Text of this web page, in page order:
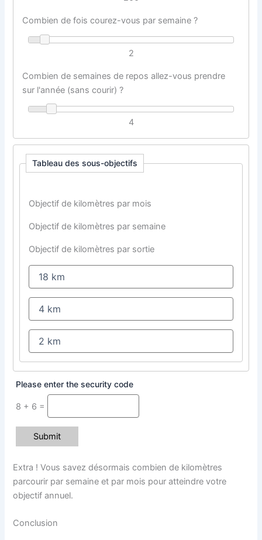
Combien de fois courez-vous par semaine ?
2
Combien de semaines de repos allez-vous prendre
sur l'année (sans courir) ?
4
Tableau des sous-objectifs
Objectif de kilomètres par mois
Objectif de kilomètres par semaine
Objectif de kilomètres par sortie
Please enter the security code
8 + 6 =
Submit
Extra ! Vous savez désormais combien de kilomètres
parcourir par semaine et par mois pour atteindre votre
objectif annuel.
Conclusion